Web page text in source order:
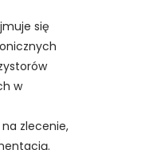
się
w
zlecenie,